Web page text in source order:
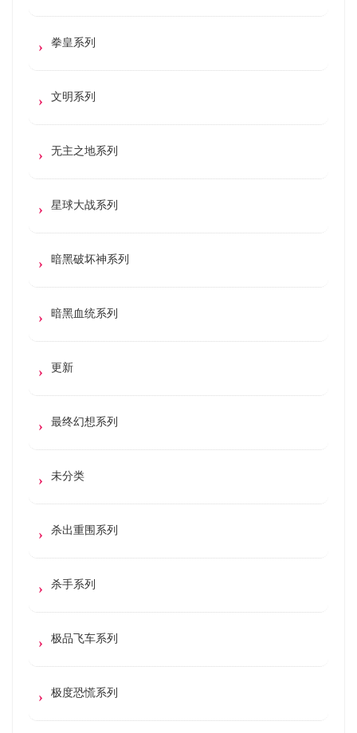
拳皇系列
文明系列
无主之地系列
星球大战系列
暗黑破坏神系列
暗黑血统系列
更新
最终幻想系列
未分类
杀出重围系列
杀手系列
极品飞车系列
极度恐慌系列